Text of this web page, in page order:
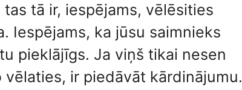
tā ir, iespējams, vēlēsities
Iespējams, ka jūsu saimnieks
pieklājīgs. Ja viņš tikai nesen
ir piedāvāt kārdinājumu.